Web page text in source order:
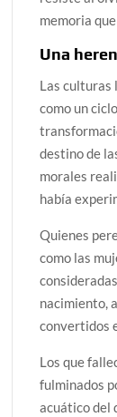
memoria
Una
Las culturas
como un
destino de
morales
había
Quienes
como las
nacimiento,
convertidos
Los que
fulminados
acuático del